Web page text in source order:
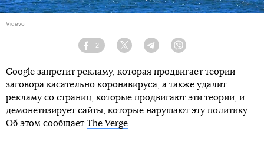
Videvo
Facebook
2
Twitter TelegramViber
Google запретит рекламу, которая продвигает теории
заговора касательно коронавируса, а также удалит
рекламу со страниц, которые продвигают эти теории, и
демонетизирует сайты, которые нарушают эту политику.
Об этом сообщает The Verge.